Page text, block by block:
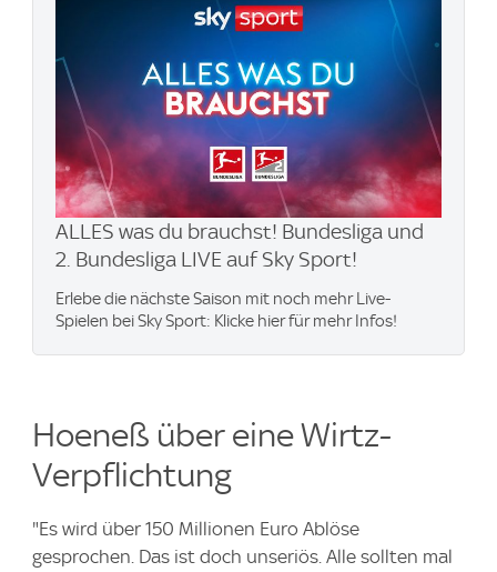
ALLES was du brauchst! Bundesliga und
2. Bundesliga LIVE auf Sky Sport!
Erlebe die nächste Saison mit noch mehr Live-
Spielen bei Sky Sport: Klicke hier für mehr Infos!
Hoeneß über eine Wirtz-
Verpflichtung
"Es wird über 150 Millionen Euro Ablöse
gesprochen. Das ist doch unseriös. Alle sollten mal